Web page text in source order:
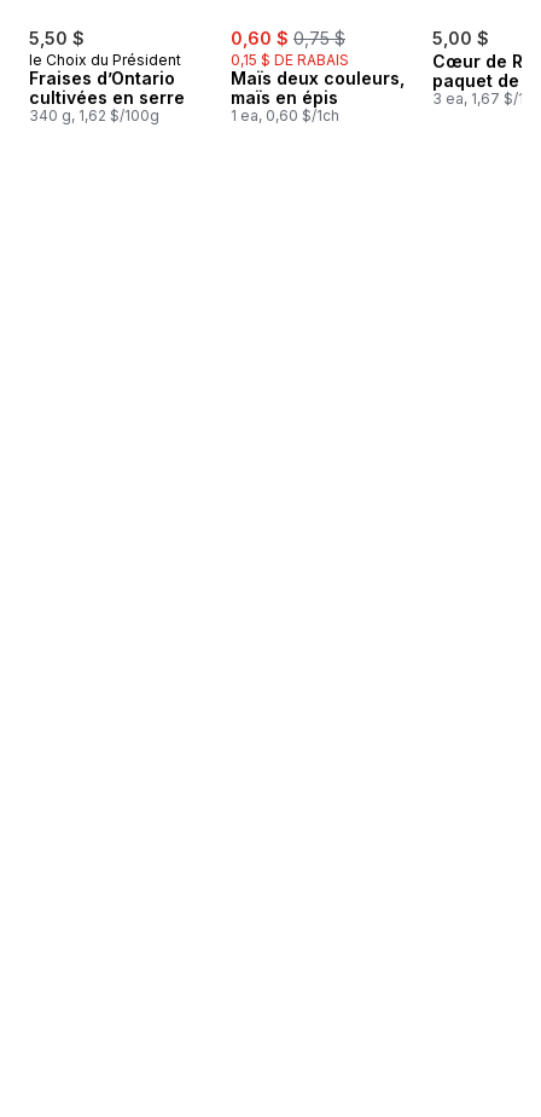
5,50 $
le Choix du Président
Fraises d’Ontario
cultivées en serre
340 g, 1,62 $/100g
sale:
0,60 $ , formerly:
0,75 $
0,15 $ DE RABAIS
Maïs deux couleurs,
maïs en épis
1 ea, 0,60 $/1ch
5,00 $
Cœur de
paquet de 3
3 ea, 1,67 $/1ch